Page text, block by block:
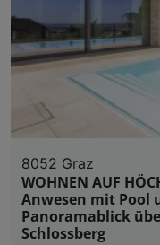
8052 Graz
WOHNEN AUF
Anwesen mit Pool
Panoramablick
Schlossberg